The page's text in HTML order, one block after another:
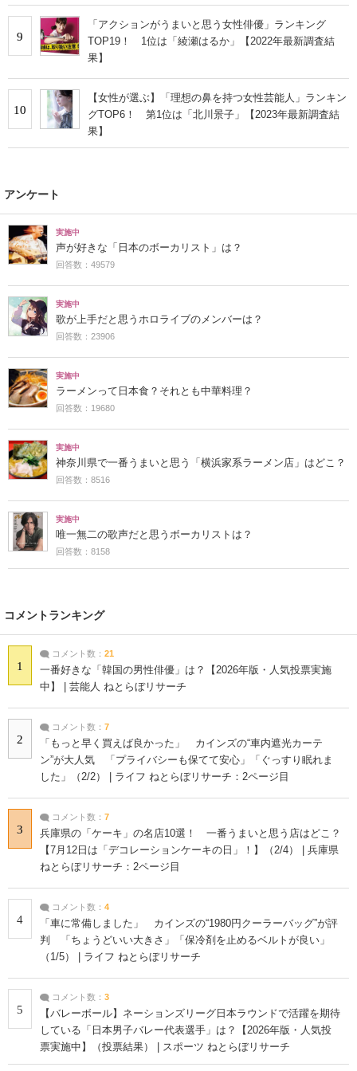
9
「アクションがうまいと思う女性俳優」ランキング
TOP19！ 1位は「綾瀬はるか」【2022年最新調査結
果】
10
【女性が選ぶ】「理想の鼻を持つ女性芸能人」ランキン
グTOP6！ 第1位は「北川景子」【2023年最新調査結
果】
アンケート
実施中
声が好きな「日本のボーカリスト」は？
回答数：49579
実施中
歌が上手だと思うホロライブのメンバーは？
回答数：23906
実施中
ラーメンって日本食？それとも中華料理？
回答数：19680
実施中
神奈川県で一番うまいと思う「横浜家系ラーメン店」はどこ？
回答数：8516
実施中
唯一無二の歌声だと思うボーカリストは？
回答数：8158
コメントランキング
1
コメント数： 21
一番好きな「韓国の男性俳優」は？【2026年版・人気投票実施
中】 | 芸能人 ねとらぼリサーチ
2
コメント数： 7
「もっと早く買えば良かった」 カインズの“車内遮光カーテ
ン”が大人気 「プライバシーも保てて安心」「ぐっすり眠れま
した」（2/2） | ライフ ねとらぼリサーチ：2ページ目
3
コメント数： 7
兵庫県の「ケーキ」の名店10選！ 一番うまいと思う店はどこ？
【7月12日は「デコレーションケーキの日」！】（2/4） | 兵庫県
ねとらぼリサーチ：2ページ目
4
コメント数： 4
「車に常備しました」 カインズの“1980円クーラーバッグ”が評
判 「ちょうどいい大きさ」「保冷剤を止めるベルトが良い」
（1/5） | ライフ ねとらぼリサーチ
5
コメント数： 3
【バレーボール】ネーションズリーグ日本ラウンドで活躍を期待
している「日本男子バレー代表選手」は？【2026年版・人気投
票実施中】（投票結果） | スポーツ ねとらぼリサーチ